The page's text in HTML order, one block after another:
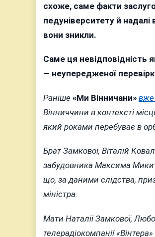
схоже, саме факти
педуніверситету й
вони зникли.
Саме ця невідповідність
— неупередженої
Раніше «Ми Вінничани» вже
Вінниччини в контексті
який роками перебуває в
Брат Замкової, Віталій
забудовника Максима
що, за даними слідства,
міністра.
Мати Наталії Замкової,
телерадіокомпанії